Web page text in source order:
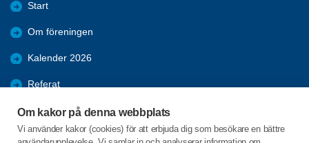
Om kakor på denna webbplats
Vi använder kakor (cookies) för att erbjuda dig som besökare en bättre
Start
Om föreningen
Kalender 2026
Referat
Bildgalleri
Bli medlem